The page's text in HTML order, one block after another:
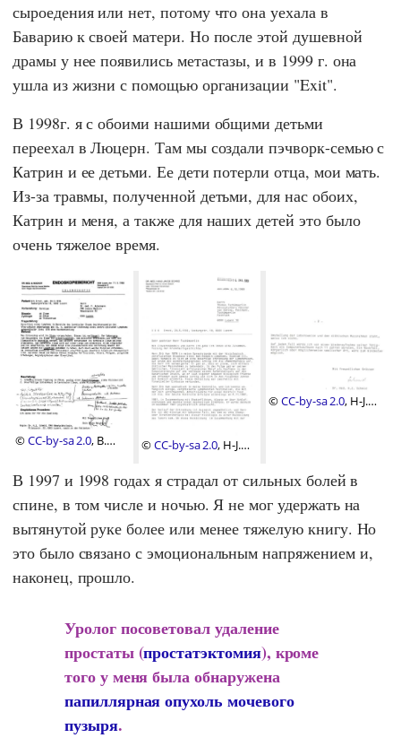
сыроедения или нет, потому что она уехала в
Баварию к своей матери. Но после этой душевной
драмы у нее появились метастазы, и в 1999 г. она
ушла из жизни с помощью организации "Exit".
В 1998г. я с обоими нашими общими детьми
переехал в Люцерн. Там мы создали пэчворк-семью с
Катрин и ее детьми. Ее дети потерли отца, мои мать.
Из-за травмы, полученной детьми, для нас обоих,
Катрин и меня, а также для наших детей это было
очень тяжелое время.
©CC-by-sa 2.0, B.
©CC-by-sa 2.0, H-J.
©CC-by-sa 2.0, H-J.
В 1997 и 1998 годах я страдал от сильных болей в
спине, в том числе и ночью. Я не мог удержать на
вытянутой руке более или менее тяжелую книгу. Но
это было связано с эмоциональным напряжением и,
наконец, прошло.
Уролог посоветовал удаление
простаты (простатэктомия), кроме
тогоу меня была обнаружена
папиллярная опухоль мочевого
пузыря.